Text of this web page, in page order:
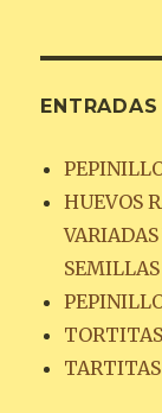
HUEVOS